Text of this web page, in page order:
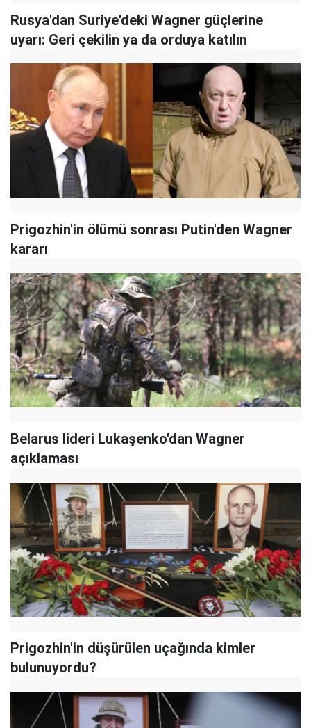
Rusya'dan Suriye'deki Wagner güçlerine
uyarı: Geri çekilin ya da orduya katılın
Prigozhin'in ölümü sonrası Putin'den Wagner
kararı
Belarus lideri Lukaşenko'dan Wagner
açıklaması
Prigozhin'in düşürülen uçağında kimler
bulunuyordu?